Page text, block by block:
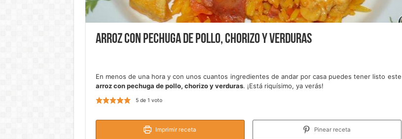
Arroz con pechuga de pollo, chorizo y verduras
En menos de una hora y con unos cuantos ingredientes de andar por casa puedes tener listo este
arroz con pechuga de pollo, chorizo y verduras. ¡Está riquísimo, ya verás!
5de 1 voto
Imprimir receta Pinear receta